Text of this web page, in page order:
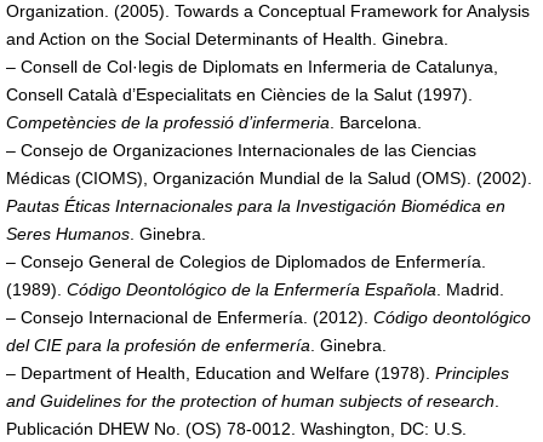
Organization. (2005). Towards a Conceptual Framework for Analysis
and Action on the Social Determinants of Health. Ginebra.
– Consell de Col·legis de Diplomats en Infermeria de Catalunya,
Consell Català d’Especialitats en Ciències de la Salut (1997).
Competències de la professió d’infermeria. Barcelona.
– Consejo de Organizaciones Internacionales de las Ciencias
Médicas (CIOMS), Organización Mundial de la Salud (OMS). (2002).
Pautas Éticas Internacionales para la Investigación Biomédica en
Seres Humanos. Ginebra.
– Consejo General de Colegios de Diplomados de Enfermería.
(1989). Código Deontológico de la Enfermería Española. Madrid.
– Consejo Internacional de Enfermería. (2012). Código deontológico
del CIE para la profesión de enfermería. Ginebra.
– Department of Health, Education and Welfare (1978). Principles
and Guidelines for the protection of human subjects of research.
Publicación DHEW No. (OS) 78-0012. Washington, DC: U.S.